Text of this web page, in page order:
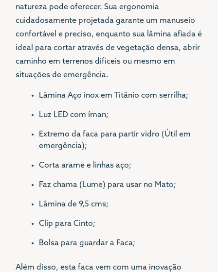
natureza pode oferecer. Sua ergonomia
cuidadosamente projetada garante um manuseio
confortável e preciso, enquanto sua lâmina afiada é
ideal para cortar através de vegetação densa, abrir
caminho em terrenos difíceis ou mesmo em
situações de emergência.
Lâmina Aço inox em Titânio com serrilha;
Luz LED com íman;
Extremo da faca para partir vidro (Útil em
emergência);
Corta arame e linhas aço;
Faz chama (Lume) para usar no Mato;
Lâmina de 9,5 cms;
Clip para Cinto;
Bolsa para guardar a Faca;
Além disso, esta faca vem com uma inovação